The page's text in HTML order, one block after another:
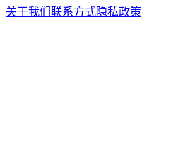
关于我们联系方式隐私政策